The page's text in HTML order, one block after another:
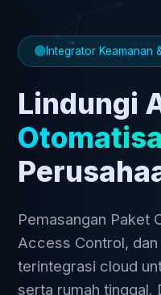
Integrator Keamanan
Lindungi
Pemasangan Paket
Access Control,
terintegrasi cloud
serta rumah tinggal.